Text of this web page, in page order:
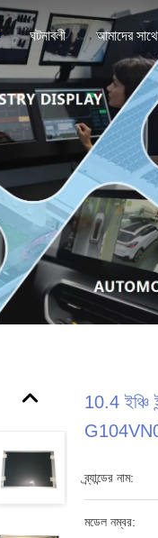
ঘটনাবলী
10.4 ইঞ্চি
ব্র্যান্ডের নাম:
মডেল নম্বর: